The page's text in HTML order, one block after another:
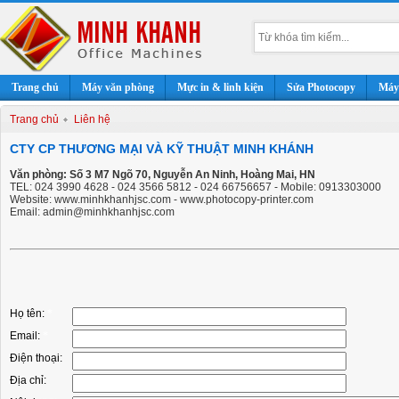
Trang chủ Máy văn phòng Mực in & linh kiện Sửa Photocopy
Trang chủ Liên hệ
CTY CP THƯƠNG MẠI VÀ KỸ THUẬT MINH KHÁNH
Văn phòng: Số 3 M7 Ngõ 70, Nguyễn An Ninh, Hoàng Mai, HN
TEL: 024 3990 4628 - 024 3566 5812 - 024 66756657 - Mobile: 0913303000
Website: www.minhkhanhjsc.com - www.photocopy-printer.com
Email: admin@minhkhanhjsc.com
Họ tên:
Email:
Điện thoại:
Địa chỉ: